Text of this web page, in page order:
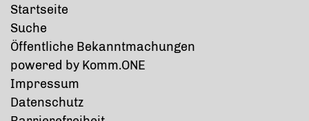
Startseite
Suche
Öffentliche Bekanntmachungen
powered by Komm.ONE
Impressum
Datenschutz